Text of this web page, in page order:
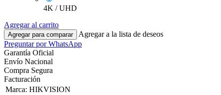
4K / UHD
Agregar al carrito
Agregar para comparar
Agregar a la lista de deseos
Preguntar por WhatsApp
Garantía Oficial
Envío Nacional
Compra Segura
Facturación
Marca: HIKVISION